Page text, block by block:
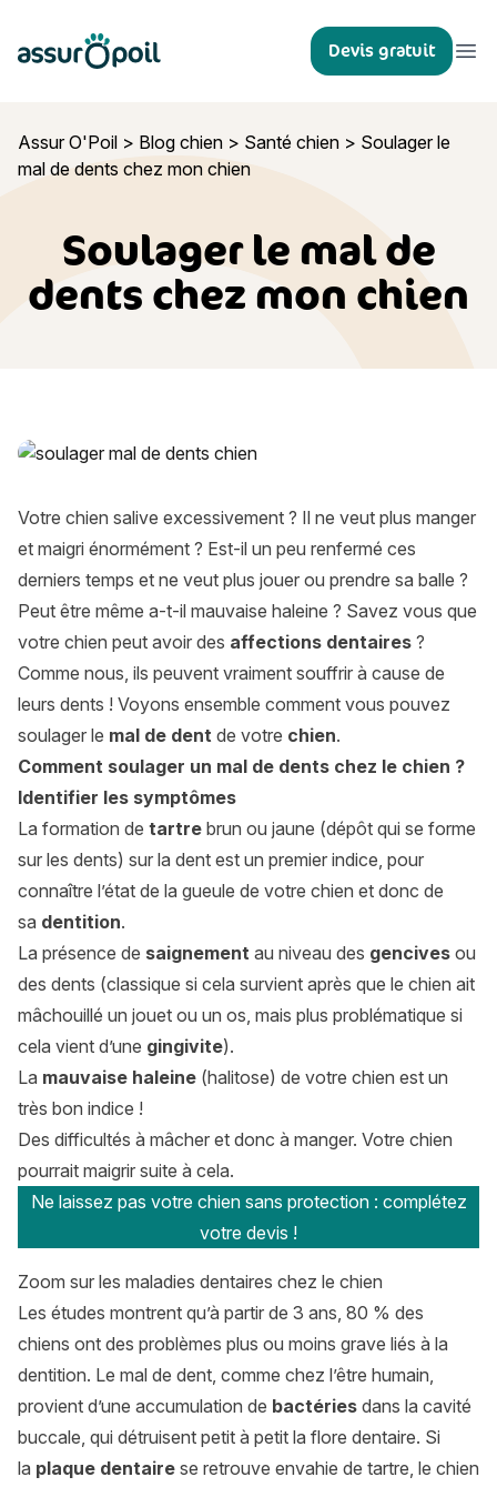
Assur O'Poil Devis gratuit
Assur O'Poil > Blog chien > Santé chien > Soulager le
mal de dents chez mon chien
Soulager le mal de
dents chez mon chien
Soulager le mal de dents chez mon chien
Votre chien salive excessivement ? Il ne veut plus manger
et maigri énormément ? Est-il un peu renfermé ces
derniers temps et ne veut plus jouer ou prendre sa balle ?
Peut être même a-t-il mauvaise haleine ? Savez vous que
votre chien peut avoir des affections dentaires ?
Comme nous, ils peuvent vraiment souffrir à cause de
leurs dents ! Voyons ensemble comment vous pouvez
soulager le mal de dent de votre chien.
Comment soulager un mal de dents chez le chien ?
Identifier les symptômes
La formation de tartre brun ou jaune (dépôt qui se forme
sur les dents) sur la dent est un premier indice, pour
connaître l’état de la gueule de votre chien et donc de
sa dentition.
La présence de saignement au niveau des gencives ou
des dents (classique si cela survient après que le chien ait
mâchouillé un jouet ou un os, mais plus problématique si
cela vient d’une gingivite).
La mauvaise haleine (halitose) de votre chien est un
très bon indice !
Des difficultés à mâcher et donc à manger. Votre chien
pourrait maigrir suite à cela.
Ne laissez pas votre chien sans protection : complétez
votre devis !
Zoom sur les maladies dentaires chez le chien
Les études montrent qu’à partir de 3 ans, 80 % des
chiens ont des problèmes plus ou moins grave liés à la
dentition. Le mal de dent, comme chez l’être humain,
provient d’une accumulation de bactéries dans la cavité
buccale, qui détruisent petit à petit la flore dentaire. Si
la plaque dentaire se retrouve envahie de tartre, le chien